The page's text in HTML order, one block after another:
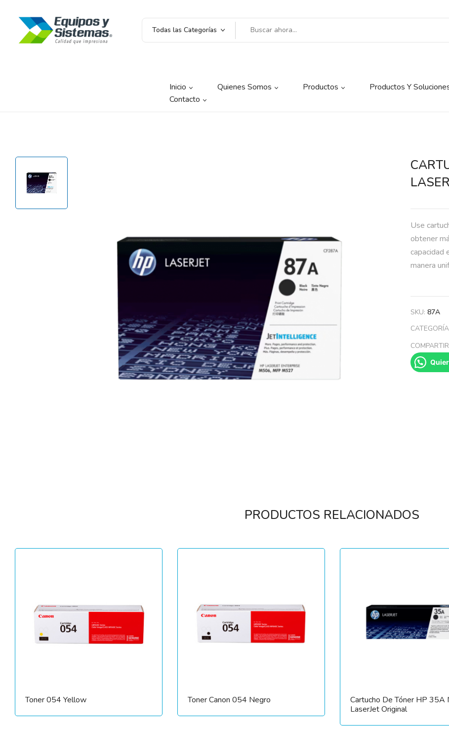
Todas las Categorías
Inicio Quienes Somos Productos
Productos Y
Contacto
Use
obtener
capacidad
manera
SKU:87A
PRODUCTOS RELACIONADOS
Toner 054 Yellow Toner Canon 054 Negro
Cartucho De Tóner HP 35A
LaserJet Original